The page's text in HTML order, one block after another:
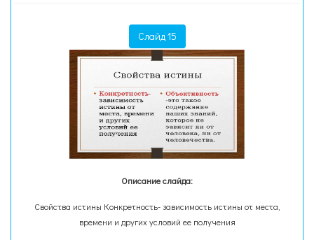
Слайд 15
Описание слайда:
Свойства истины Конкретность- зависимость истины от места,
времени и других условий ее получения